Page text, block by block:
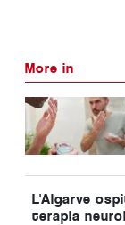
More in
L'Algarve
terapia